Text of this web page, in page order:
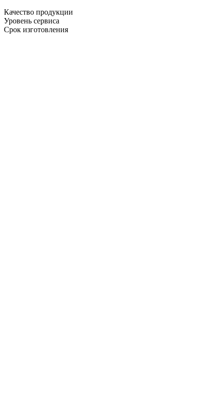
Качество продукции
Уровень сервиса
Срок изготовления